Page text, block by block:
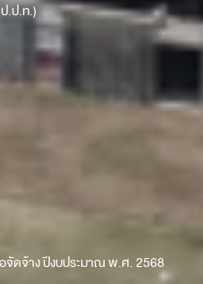
.ป.ท.)
จัดจ้าง ปีงบประมาณ พ.ศ. 2568